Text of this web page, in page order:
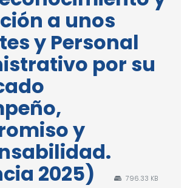
a unos
y Personal
por su
y
2025)
796.33 KB